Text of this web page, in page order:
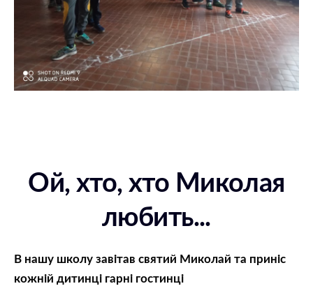
Ой, хто, хто Миколая
любить...
В нашу школу завітав святий Миколай та приніс
кожній дитинці гарні гостинці